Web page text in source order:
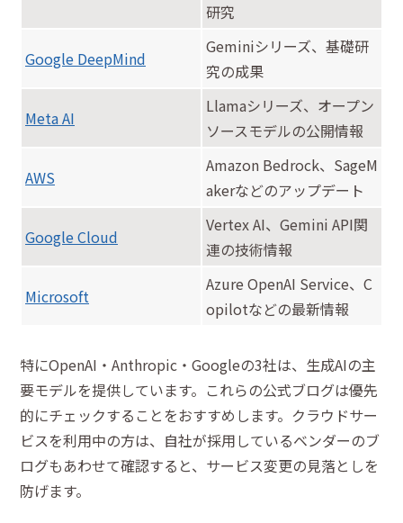
研究
Google DeepMind
Geminiシリーズ、基礎研
究の成果
Meta AI
Llamaシリーズ、オープン
ソースモデルの公開情報
AWS
Amazon Bedrock、SageM
akerなどのアップデート
Google Cloud
Vertex AI、Gemini API関
連の技術情報
Microsoft
Azure OpenAI Service、C
opilotなどの最新情報
特にOpenAI・Anthropic・Googleの3社は、生成AIの主
要モデルを提供しています。これらの公式ブログは優先
的にチェックすることをおすすめします。クラウドサー
ビスを利用中の方は、自社が採用しているベンダーのブ
ログもあわせて確認すると、サービス変更の見落としを
防げます。